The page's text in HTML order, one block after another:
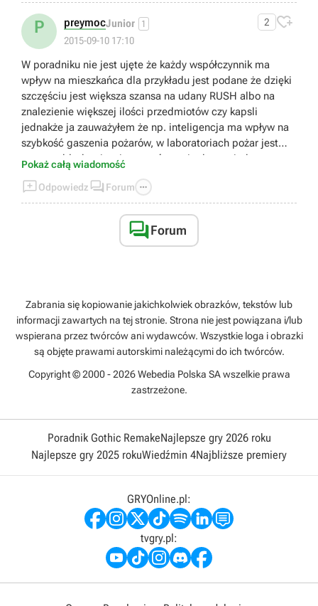
P preymocJunior 1
2015-09-10 17:10
2 
W poradniku nie jest ujęte że każdy współczynnik ma
wpływ na mieszkańca dla przykładu jest podane że dzięki
szczęściu jest większa szansa na udany RUSH albo na
znalezienie większej ilości przedmiotów czy kapsli
jednakże ja zauważyłem że np. inteligencja ma wpływ na
szybkość gaszenia pożarów, w laboratoriach pożar jest
gaszony błyskawicznie w porównaniu do powiedzmy
elektrowni...
Pokaż całą wiadomość
Odpowiedz  Forum 
Forum
Zabrania się kopiowanie jakichkolwiek obrazków, tekstów lub
informacji zawartych na tej stronie. Strona nie jest powiązana i/lub
wspierana przez twórców ani wydawców. Wszystkie loga i obrazki
są objęte prawami autorskimi należącymi do ich twórców.
Copyright © 2000 - 2026 Webedia Polska SA wszelkie prawa
zastrzeżone.
Poradnik Gothic RemakeNajlepsze gry 2026 roku
Najlepsze gry 2025 rokuWiedźmin 4Najbliższe premiery
GRYOnline.pl:
tvgry.pl: